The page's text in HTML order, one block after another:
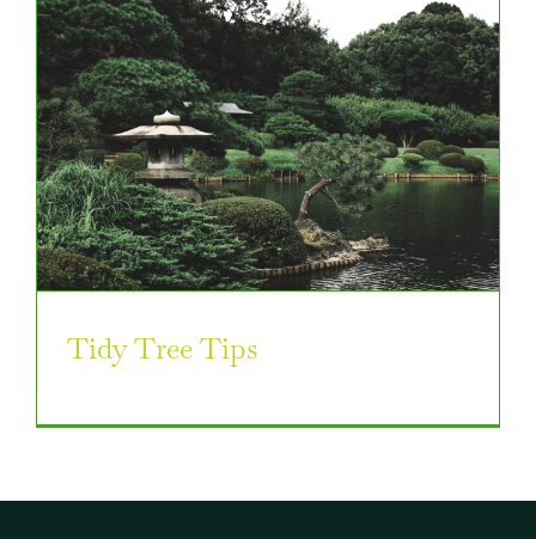
Tidy Tree Tips